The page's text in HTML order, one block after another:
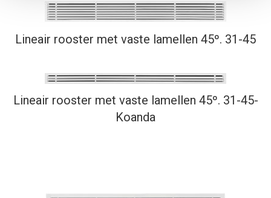
Lineair rooster met vaste lamellen 45º. 31-45
Lineair rooster met vaste lamellen 45º. 31-45-
Koanda